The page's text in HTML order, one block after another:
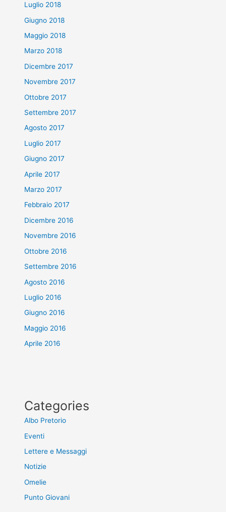
Luglio 2018
Giugno 2018
Maggio 2018
Marzo 2018
Dicembre 2017
Novembre 2017
Ottobre 2017
Settembre 2017
Agosto 2017
Luglio 2017
Giugno 2017
Aprile 2017
Marzo 2017
Febbraio 2017
Dicembre 2016
Novembre 2016
Ottobre 2016
Settembre 2016
Agosto 2016
Luglio 2016
Giugno 2016
Maggio 2016
Aprile 2016
Categories
Albo Pretorio
Eventi
Lettere e Messaggi
Notizie
Omelie
Punto Giovani